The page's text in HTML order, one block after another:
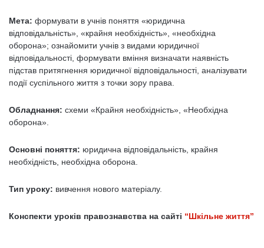
Мета: формувати в учнів поняття «юридична
відповідальність», «крайня необхідність», «необхідна
оборона»; ознайомити учнів з видами юридичної
відповідальності, формувати вміння визначати наявність
підстав притягнення юридичної відповідальності, аналізувати
події суспільного життя з точки зору права.
Обладнання: схеми «Крайня необхідність», «Необхідна
оборона».
Основні поняття: юридична відповідальність, крайня
необхідність, необхідна оборона.
Тип уроку: вивчення нового матеріалу.
Конспекти уроків правознавства на сайті “Шкільне життя”